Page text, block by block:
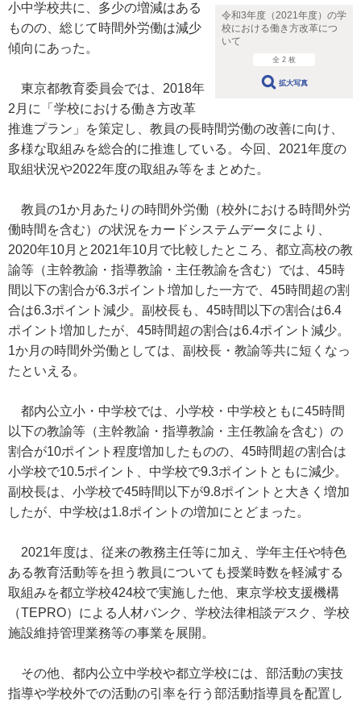
令和3年度（2021年度）の学
校における働き方改革につ
いて
全 2 枚
拡大写真
小中学校共に、多少の増減はある
ものの、総じて時間外労働は減少
傾向にあった。
東京都教育委員会では、2018年
2月に「学校における働き方改革
推進プラン」を策定し、教員の長時間労働の改善に向け、
多様な取組みを総合的に推進している。今回、2021年度の
取組状況や2022年度の取組み等をまとめた。
教員の1か月あたりの時間外労働（校外における時間外労
働時間を含む）の状況をカードシステムデータにより、
2020年10月と2021年10月で比較したところ、都立高校の教
諭等（主幹教諭・指導教諭・主任教諭を含む）では、45時
間以下の割合が6.3ポイント増加した一方で、45時間超の割
合は6.3ポイント減少。副校長も、45時間以下の割合は6.4
ポイント増加したが、45時間超の割合は6.4ポイント減少。
1か月の時間外労働としては、副校長・教諭等共に短くなっ
たといえる。
都内公立小・中学校では、小学校・中学校ともに45時間
以下の教諭等（主幹教諭・指導教諭・主任教諭を含む）の
割合が10ポイント程度増加したものの、45時間超の割合は
小学校で10.5ポイント、中学校で9.3ポイントともに減少。
副校長は、小学校で45時間以下が9.8ポイントと大きく増加
したが、中学校は1.8ポイントの増加にとどまった。
2021年度は、従来の教務主任等に加え、学年主任や特色
ある教育活動等を担う教員についても授業時数を軽減する
取組みを都立学校424校で実施した他、東京学校支援機構
（TEPRO）による人材バンク、学校法律相談デスク、学校
施設維持管理業務等の事業を展開。
その他、都内公立中学校や都立学校には、部活動の実技
指導や学校外での活動の引率を行う部活動指導員を配置し